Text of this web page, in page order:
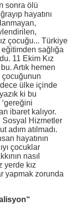
sonra ölü
hayatını
çocuğu... Türkiye
eğitimden sağlığa
11 Ekim Kız
Artık hemen
çocuğunun
ülke içinde
ki bu
ibaret kalıyor.
Sosyal Hizmetler
adım atılmadı.
hayatının
çocuklar
nasıl
yerde kız
yapmak zorunda